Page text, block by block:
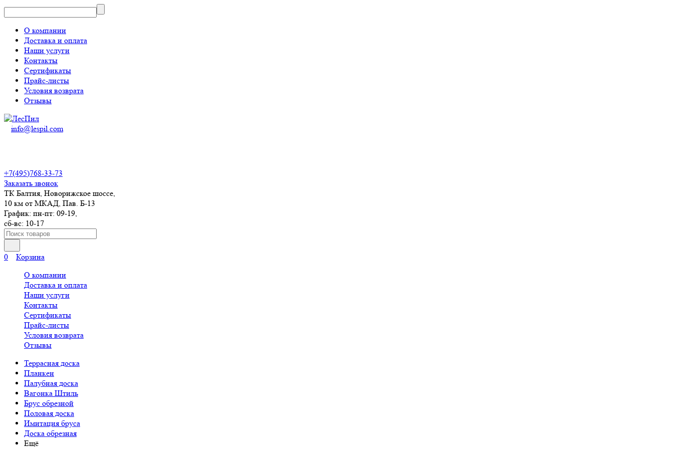
О компании
Доставка и оплата
Наши услуги
Контакты
Сертификаты
Прайс-листы
Условия возврата
Отзывы
info@lespil.com
+7(495)768-33-73
Заказать звонок
ТК Балтия, Новорижское шоссе,
10 км от МКАД, Пав. Б-13
График: пн-пт: 09-19,
сб-вс: 10-17
0
Корзина
О компании
Доставка и оплата
Наши услуги
Контакты
Сертификаты
Прайс-листы
Условия возврата
Отзывы
Террасная доска
Планкен
Палубная доска
Вагонка Штиль
Брус обрезной
Половая доска
Имитация бруса
Доска обрезная
Ещё